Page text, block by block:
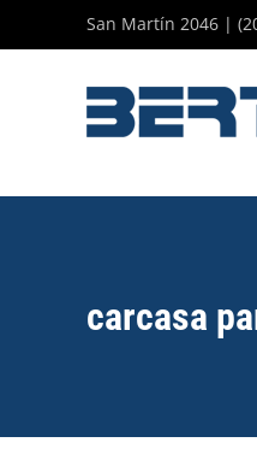
to
San Martín 2046 |
carcasa